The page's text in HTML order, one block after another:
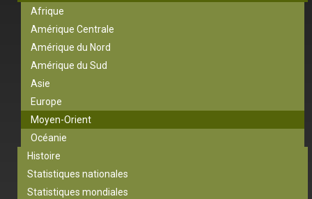
Afrique
Amérique Centrale
Amérique du Nord
Amérique du Sud
Asie
Europe
Moyen-Orient
Océanie
Histoire
Statistiques nationales
Statistiques mondiales